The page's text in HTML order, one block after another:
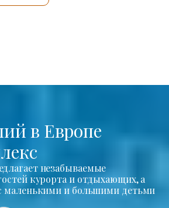
в Европе
незабываемые
курорта и отдыхающих, а
маленькими и большими детьми